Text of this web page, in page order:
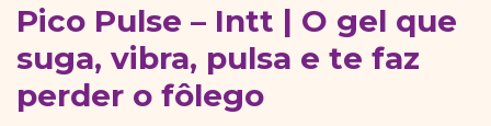
Pico Pulse – Intt | O gel que
suga, vibra, pulsa e te faz
perder o fôlego